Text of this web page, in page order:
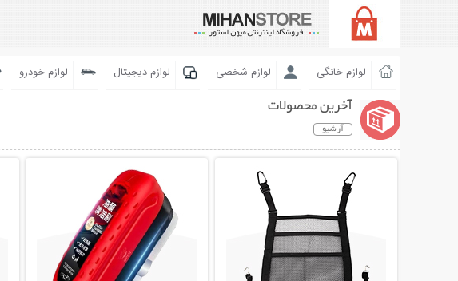
لوازم خانگی لوازم شخصی لوازم دیجیتال لوازم خودرو
آخرین محصولات
آرشیو